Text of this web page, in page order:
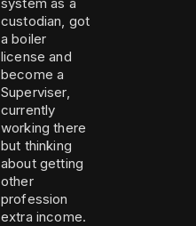
custodian, got
a boiler
license and
become a
Superviser,
currently
working there
but thinking
about getting
other
profession
extra income.